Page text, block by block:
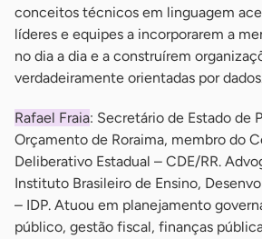
conceitos técnicos em linguagem
líderes e equipes a incorporarem a
no dia a dia e a construírem
verdadeiramente orientadas por
Rafael Fraia: Secretário de Estado de
Orçamento de Roraima, membro do
Deliberativo Estadual – CDE/RR.
Instituto Brasileiro de Ensino,
– IDP. Atuou em planejamento
público, gestão fiscal, finanças